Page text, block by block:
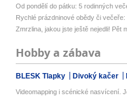
Od pondělí do pátku: 5 rodinných
Rychlé prázdninové obědy či večeře:
Zmrzlina, jakou jste ještě nejedli! Pět
Hobby a zábava
BLESK Tlapky Divoký kačer
Videomapping i scénické nasvícení.